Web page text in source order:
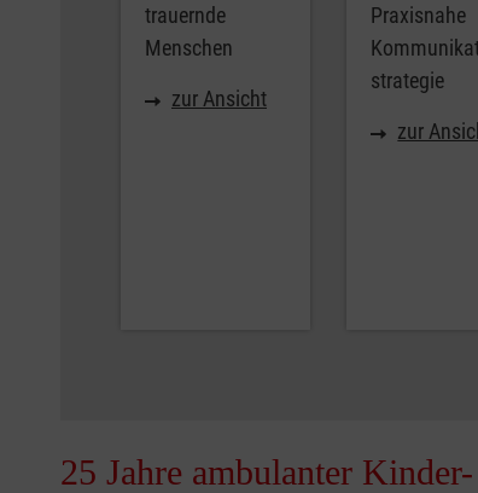
trauernde
Menschen
zur Ansicht
Praxisnahe
strategie
zur
25 Jahre ambulanter